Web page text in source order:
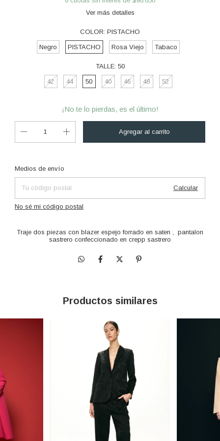
Ver más detalles
COLOR: PISTACHO
Negro PISTACHO Rosa Viejo Tabaco
TALLE: 50
42 44 50 40 46 48 52
¡No te lo pierdas, es el último!
Entregas para el CP:
Medios de envío
Calcular
No sé mi código postal
Traje dos piezas con blazer espejo forrado en saten , pantalon
sastrero confeccionado en crepp sastrero
Productos similares